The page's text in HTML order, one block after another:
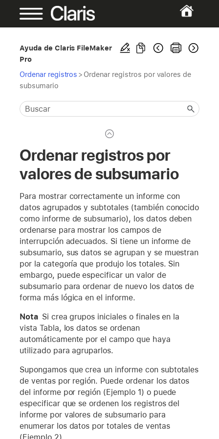
Ayuda de Claris FileMaker
Pro
Ordenar registros > Ordenar registros por valores de
subsumario
Ordenar registros por
valores de subsumario
Para mostrar correctamente un informe con
datos agrupados y subtotales (también conocido
como informe de subsumario), los datos deben
ordenarse para mostrar los campos de
interrupción adecuados. Si tiene un informe de
subsumario, sus datos se agrupan y se muestran
por la categoría que produjo los totales. Sin
embargo, puede especificar un valor de
subsumario para ordenar de nuevo los datos de
forma más lógica en el informe.
Nota Si crea grupos iniciales o finales en la
vista Tabla, los datos se ordenan
automáticamente por el campo que haya
utilizado para agruparlos.
Supongamos que crea un informe con subtotales
de ventas por región. Puede ordenar los datos
del informe por región (Ejemplo 1) o puede
especificar que se ordenen los registros del
informe por valores de subsumario para
enumerar los datos por totales de ventas